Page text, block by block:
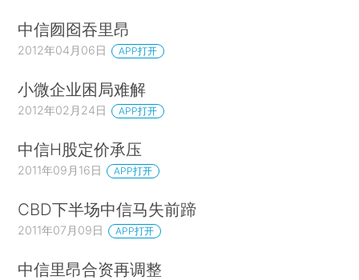
中信囫囵吞里昂
2012年04月06日 APP打开
小微企业困局难解
2012年02月24日 APP打开
中信H股定价承压
2011年09月16日 APP打开
CBD下半场中信马失前蹄
2011年07月09日 APP打开
中信里昂合资再调整